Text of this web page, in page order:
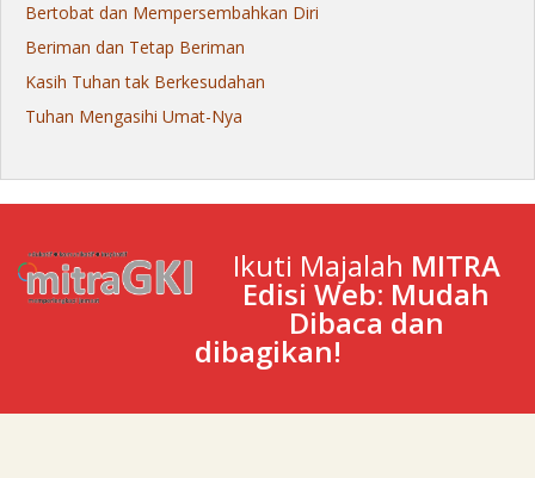
Bertobat dan Mempersembahkan Diri
Beriman dan Tetap Beriman
Kasih Tuhan tak Berkesudahan
Tuhan Mengasihi Umat-Nya
Ikuti Majalah MITRA
Edisi Web: Mudah
Dibaca dan
dibagikan!